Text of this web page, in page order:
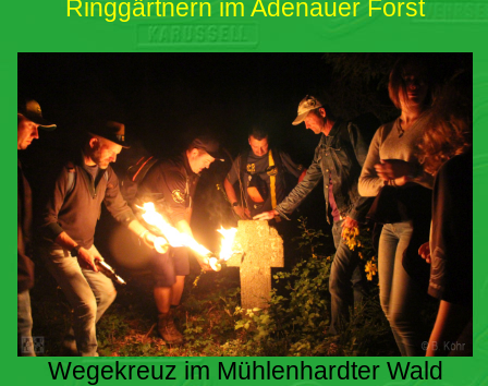
Ringgärtnern im Adenauer Forst
Wegekreuz im Mühlenhardter Wald